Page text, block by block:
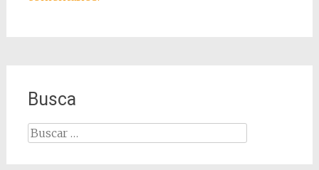
Busca
Buscar: